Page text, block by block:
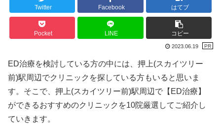
Twitter Facebook はてブ
Pocket LINE コピー
2023.06.19
ED治療を検討している方の中には、押上(スカイツリー
前)駅周辺でクリニックを探している方もいると思いま
す。そこで、押上(スカイツリー前)駅周辺で【ED治療】
ができるおすすめのクリニックを10院厳選してご紹介し
ていきます。